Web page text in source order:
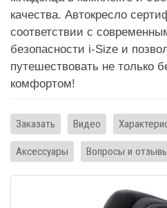
качества. Автокресло
соответствии с
безопасности i-Size и
путешествовать не только
комфортом!
Заказать Видео
Аксессуары Вопросы и